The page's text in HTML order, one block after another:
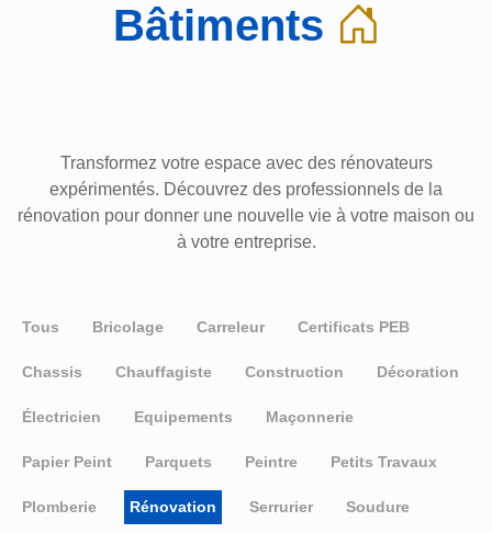
Bâtiments
Transformez votre espace avec des rénovateurs
expérimentés. Découvrez des professionnels de la
rénovation pour donner une nouvelle vie à votre maison ou
à votre entreprise.
Tous Bricolage Carreleur Certificats PEB
Chassis Chauffagiste Construction Décoration
Électricien Equipements Maçonnerie
Papier Peint Parquets Peintre Petits Travaux
Plomberie Rénovation Serrurier Soudure